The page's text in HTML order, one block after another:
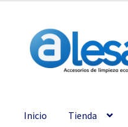
Inicio Tienda